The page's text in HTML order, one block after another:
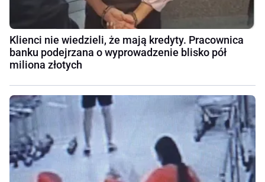
Klienci nie wiedzieli, że mają kredyty. Pracownica
banku podejrzana o wyprowadzenie blisko pół
miliona złotych